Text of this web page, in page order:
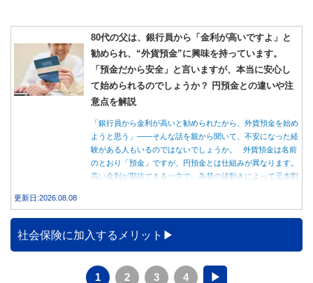
80代の父は、銀行員から「金利が高いですよ」と
勧められ、“外貨預金”に興味を持っています。
「預金だから安全」と言いますが、本当に安心し
て始められるのでしょうか？ 円預金との違いや注
意点を解説
「銀行員から金利が高いと勧められたから、外貨預金を始め
ようと思う」――そんな話を親から聞いて、不安になった経
験がある人もいるのではないでしょうか。 外貨預金は名前
のとおり「預金」ですが、円預金とは仕組みが異なります。
高い金利が期待できる一方で、為替の値動きによって元本割
更新日:2026.08.08
社会保険に加入するメリット
1 2 3 4 ▶